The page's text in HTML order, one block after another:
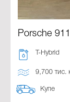
Porsche
T-Hybrid
9,700 тис.
Купе